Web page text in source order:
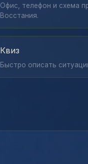
Офис, телефон и схема
Восстания.
Квиз
Быстро описать